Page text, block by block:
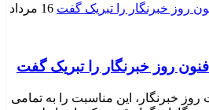
16 مرداد
روز خبرنگار را تبریک گفت
خبرنگار، این مناسبت را به تمامی